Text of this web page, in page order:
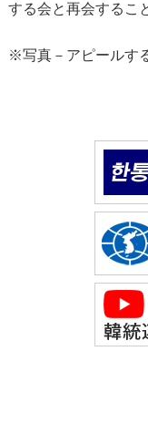
する会と再会するこ
※写真－アピールす